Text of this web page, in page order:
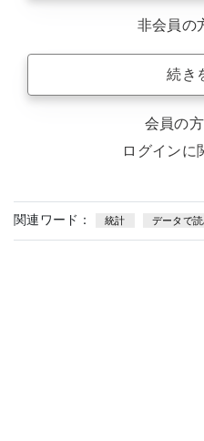
非会員の
続き
会員の
ログインに
関連ワード： 統計 データで